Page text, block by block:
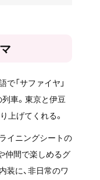
「サファイヤ」
車。東京と伊豆
上げてくれる。
イニングシートの
仲間で楽しめるグ
装に、非日常のワ